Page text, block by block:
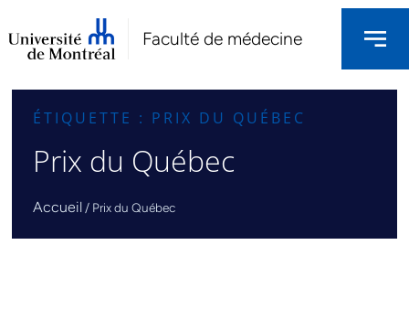
Faculté de médecine
ÉTIQUETTE : PRIX DU QUÉBEC
Prix du Québec
Accueil / Prix du Québec